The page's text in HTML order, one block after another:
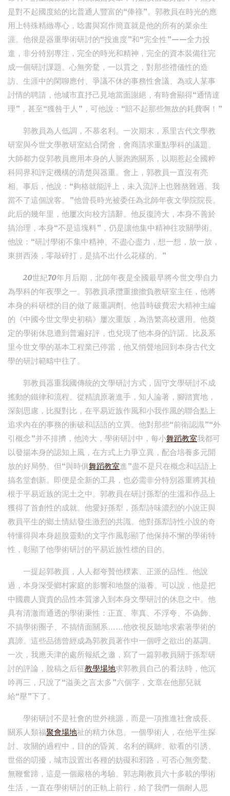
是對不起國度給的比普通人豐富的“俸祿”。郭教員在時光的應
用上特殊精緻專心，唸書與寫作簡直就是他的所有的業余生
涯。他很是器重學術研討的“投進度”和“完全性”——全力投
進，非分特別專注，完全的時光和精神，完全的資本裝備往完
成一個研討課題。心無旁騖，一以貫之，對那些禮儀性的造
訪、生涯中的閑聊應付、爭議不休的事務性會議、為或人某事
討情的聘請，他城市直抒己見地當面謝絕，有時會顯得“通情達
理”，甚至“獲咎于人”，可他說：“賠不起那些無故的耗費啊！”
郭教員為人低調，不慕名利。一次期末，系里古代文學教
研室與今世文學教研室結合閉會，會商請求重點學科的議題。
大師都力促郭教員應用本身的人脈跑跑關系，以期惹起全國粹
科同界和評定機構的清楚與器重。會上，郭教員一直沒有亮
相。事后，他說：“夠格就能評上，未入流評上也難熬難過。我
當不了這個說客。”他曾長時光被委任為北師年夜文學院院長。
此后的幾年里，他屢次向校方請辭。他反復誇大，本身不善於
搞治理，本身“不是這塊料”，仍是讓他集中精神往攻關學術。
他說：“研討學術不集中精神、不盡心盡力，想一想，放一放，
東拼西湊，零敲碎打，是搞不出什么花樣的。”
20世紀70年月后期，北師年夜是全國最早將今世文學自力
為學科的年夜學之一。郭教員承攬重擔擔負教研室主任，他將
本身的科研標的目的做了嚴重調劑。他昔時破費宏大精神主編
的《中國今世文學史初稿》屢次重版，為浩繁高校選用。他奠
定的學術休息遭到普遍好評，也兌現了他本身的許諾。比及系
里今世文學的基本工程業已停當，他又悄聲地回到本身古代文
學的研討範疇中往了。
郭教員器重我國傳統的文學研討方式，固守文學研討不成
搖動的鐵律和流程。從精讀原著進手，知人論著，腳踏實地，
深刻思慮，比擬對比，在平易近族作風和小我作風的聯合點上
追求內在的事務的衝破和話語的立異。他對那些“前衛認識”“外
引概念”并不排擠，他誇大，學術研討中，每小舞蹈教室我都可
以發揚本身的認知上風，在方式上力爭立異，配合培養多元開
放的好局勢。但“與時俱舞蹈教室進”盡不是只在概念和話語上
搞名堂創新。即便是全新的工具，也必需非分特別器重將其植
根于平易近族的泥土之中。郭教員在研討孫犁的生溫和作品上
獲得了首創性的成就。他愛好孫犁，孫犁詩味濃烈的小說正與
教員平生的鄉土情結發生激烈的共識。他對孫犁詩性小說的奇
特懂得與本身超脫靈動的文字作風彰顯了他保持不懈的學術特
性，彰顯了他學術研討的平易近族性標的目的。
一提起郭教員，人人都夸贊他樸素、正派的品性。他說
過，本身深受鄉村家庭的影響和地盤的滋養。可以說，他是把
中國農人寶貴的品性本質滲入到本身文學研討的休息之中。他
具有清澈而通透的學術秉性：正直、率真、不浮夸、不偽飾、
不搞學術圈子、不搞情面關系……他收視反聽地求索著學術的
真諦。這些品德曾經成為郭教員著作中一個呼之欲出的基調。
一次，我應天津的處所報紙之邀，寫了一篇郭教員關于孫犁研
討的評論，脫稿之后征教學場地求郭教員自己的看法時，他沉
吟再三，只說了“溢美之言太多”六個字，文章在他那兒就
給“壓”下了。
學術研討不是社會的世外桃源，而是一項推進社會成長、
關系人類福聚會場地祉的精力休息。一個學術人，在他平生探
討、攻關的過程中，目的的昏黃、名利的羈絆、欲看的引誘、
世俗的叨擾，城市設置出各種的妨礙和邪路，可否心無旁騖、
無鞭奮蹄，這是一個嚴格的考驗。郭志剛教員六十多載的學術
生活，一直在學術研討的正軌上前行，給了我們一個耐人思